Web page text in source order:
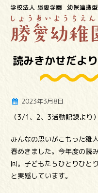
読みきかせだよ
2023年3月8日
（3/1、2、3活動記録より）
みんなの思いがこもった雛
春めきました。今年度の読
回。子どもたちひとりひと
と実感しています。